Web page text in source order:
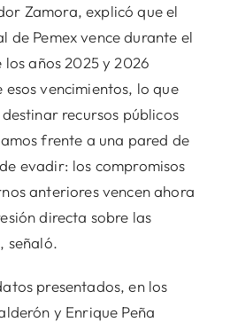
Zamora, explicó que el
de Pemex vence durante el
años 2025 y 2026
esos vencimientos, lo que
recursos públicos
frente a una pared de
evadir: los compromisos
anteriores vencen ahora
directa sobre las
señaló.
presentados, en los
y Enrique Peña